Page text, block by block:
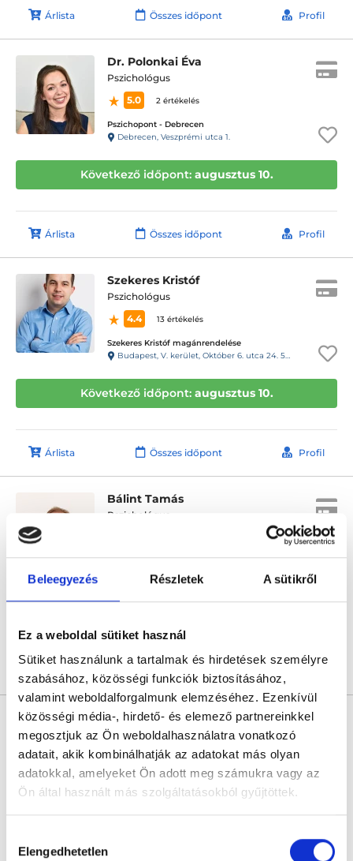
Beleegyezés Részletek A sütikről
Ez a weboldal sütiket használ
Sütiket használunk a tartalmak és hirdetések személyre
szabásához, közösségi funkciók biztosításához,
valamint weboldalforgalmunk elemzéséhez. Ezenkívül
közösségi média-, hirdető- és elemező partnereinkkel
megosztjuk az Ön weboldalhasználatra vonatkozó
adatait, akik kombinálhatják az adatokat más olyan
adatokkal, amelyeket Ön adott meg számukra vagy az
Ön által használt más szolgáltatásokból gyűjtöttek.
szabályzat:https://foglaljorvost.hu/info/foglaljorvost-
kiválasztása
Elengedhetetlen
Árlista Összes időpont Profil
Dr. Polonkai Éva
Pszichológus
5.0
2 értékelés
Pszichopont - Debrecen
Debrecen, Veszprémi utca 1.
Következő időpont: augusztus 10.
Árlista Összes időpont Profil
Szekeres Kristóf
Pszichológus
4.4
13 értékelés
Szekeres Kristóf magánrendelése
Budapest, V. kerület, Október 6. utca 24. 54-es kapucsengő
Következő időpont: augusztus 10.
Árlista Összes időpont Profil
Bálint Tamás
Pszichológus
Mentaház Magánorvosi Központ
Székesfehérvár, Nagy László utca 1.
Árlista Összes időpont
Fejes Dóra
Pszichológus
5.0
1 értékelés
Evergreen Pszichológiai Műhely
Budapest, I. kerület, Toldy Ferenc utca 44/a, 6-os kapucsengő